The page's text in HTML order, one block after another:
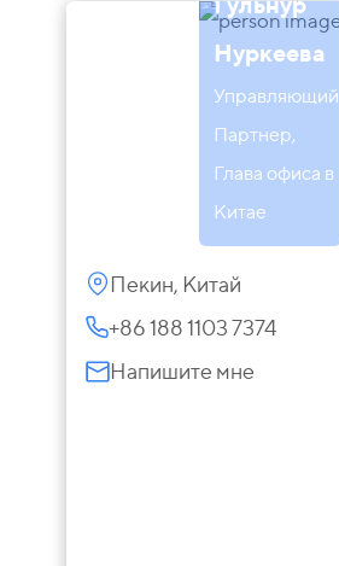
Нуркеева
Управляющий
Партнер,
Глава офиса в
Китае
Пекин, Китай
+86 188 1103 7374
Напишите мне